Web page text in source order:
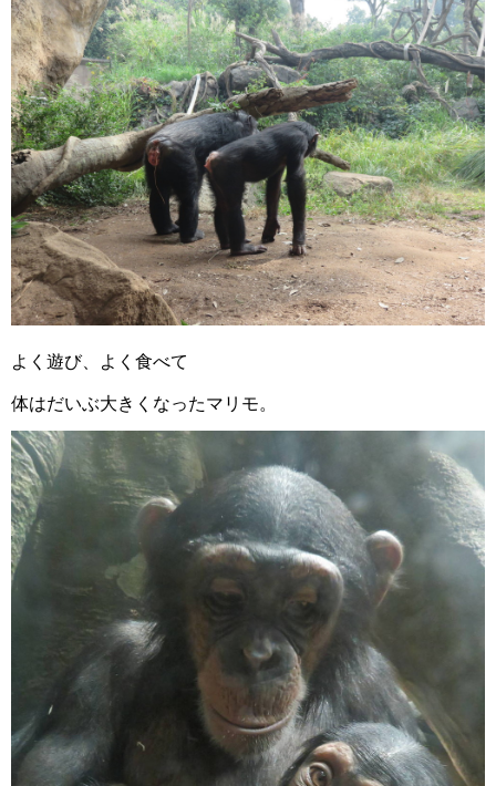
よく遊び、よく食べて
体はだいぶ大きくなったマリモ。